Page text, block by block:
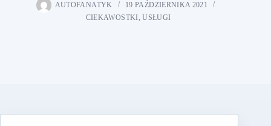
AUTOFANATYK
19 PAŹDZIERNIKA 2021
CIEKAWOSTKI,USŁUGI